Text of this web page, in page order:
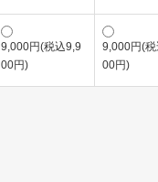
9,000円(税込9,9
00円)
9,000円(税
00円)